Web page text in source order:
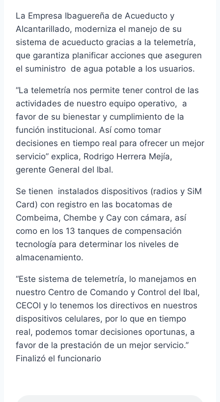
La Empresa Ibaguereña de Acueducto y
Alcantarillado, moderniza el manejo de su
sistema de acueducto gracias a la telemetría,
que garantiza planificar acciones que aseguren
el suministro de agua potable a los usuarios.
“La telemetría nos permite tener control de las
actividades de nuestro equipo operativo, a
favor de su bienestar y cumplimiento de la
función institucional. Así como tomar
decisiones en tiempo real para ofrecer un mejor
servicio” explica, Rodrigo Herrera Mejía,
gerente General del Ibal.
Se tienen instalados dispositivos (radios y SiM
Card) con registro en las bocatomas de
Combeima, Chembe y Cay con cámara, así
como en los 13 tanques de compensación
tecnología para determinar los niveles de
almacenamiento.
“Este sistema de telemetría, lo manejamos en
nuestro Centro de Comando y Control del Ibal,
CECOI y lo tenemos los directivos en nuestros
dispositivos celulares, por lo que en tiempo
real, podemos tomar decisiones oportunas, a
favor de la prestación de un mejor servicio.”
Finalizó el funcionario